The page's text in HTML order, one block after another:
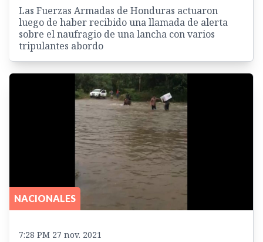
Las Fuerzas Armadas de Honduras actuaron
luego de haber recibido una llamada de alerta
sobre el naufragio de una lancha con varios
tripulantes abordo
NACIONALES
7:28 PM 27 nov. 2021